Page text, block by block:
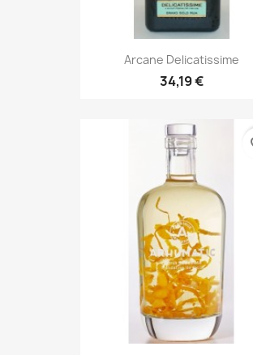
Arcane Delicatissime
34,19 €